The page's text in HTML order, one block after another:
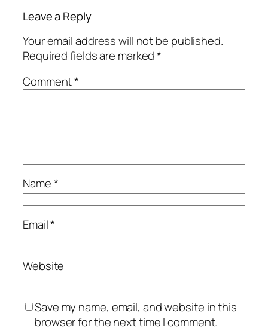
Leave a Reply
Your email address will not be published.
Required fields are marked*
Comment*
Name*
Email*
Website
Save my name, email, and website in this
browser for the next time I comment.